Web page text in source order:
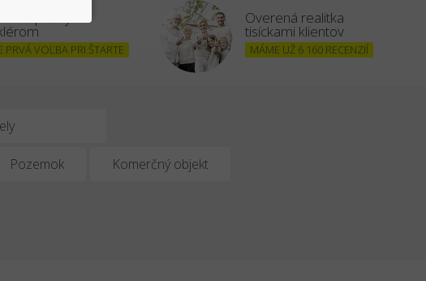
PRVÁ VOĽBA PRI ŠTARTE
Overená realitka
tisíckami klientov
MÁME UŽ 6 160 RECENZIÍ
Pozemok Komerčný objekt